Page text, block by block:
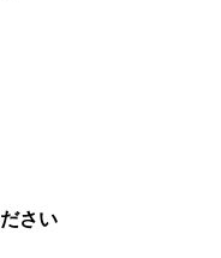
さい